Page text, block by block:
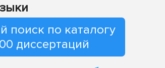
поиск по каталогу
диссертаций